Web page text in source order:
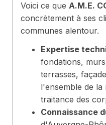
Voici ce que A.M.E.
concrètement à ses
communes alentour.
Expertise
fondations,
terrasses,
l'ensemble de la
traitance des
Connaissance